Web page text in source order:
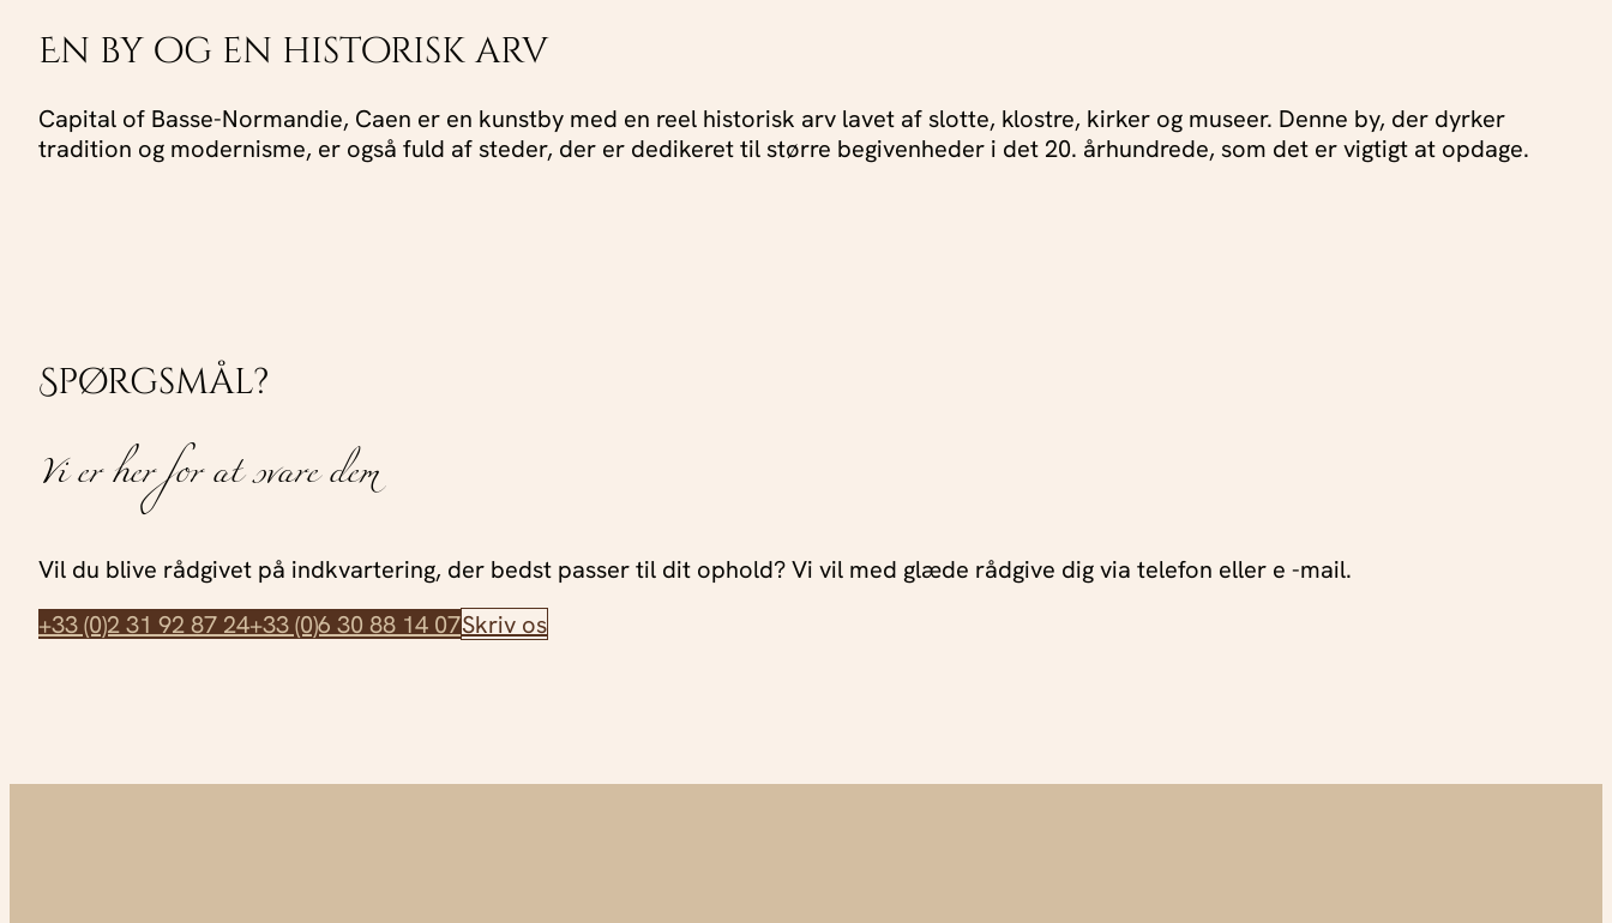
En by og en historisk arv
Capital of Basse-Normandie, Caen er en kunstby med en reel historisk arv lavet af slotte, klostre, kirker og museer. Denne by, der dyrker
tradition og modernisme, er også fuld af steder, der er dedikeret til større begivenheder i det 20. århundrede, som det er vigtigt at opdage.
Spørgsmål?
Vi er her for at svare dem
Vil du blive rådgivet på indkvartering, der bedst passer til dit ophold? Vi vil med glæde rådgive dig via telefon eller e -mail.
+33 (0)2 31 92 87 24+33 (0)6 30 88 14 07Skriv os